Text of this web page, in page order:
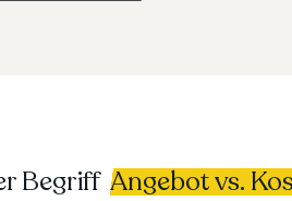
Begriff Angebot vs.